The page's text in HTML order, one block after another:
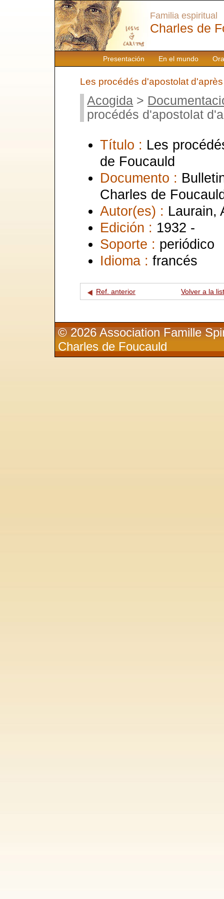
Presentación En el mundo
Familia espiritual
Charles de
Les procédés d'apostolat
Acogida >
procédés d'apostolat
Título : Les
de Foucauld
Documento :
Charles de
Autor(es) : Laurain,
Edición : 1932 -
Soporte : periódico
Idioma : francés
Ref. anterior Volver a la
© 2026 Association Famille
Charles de Foucauld